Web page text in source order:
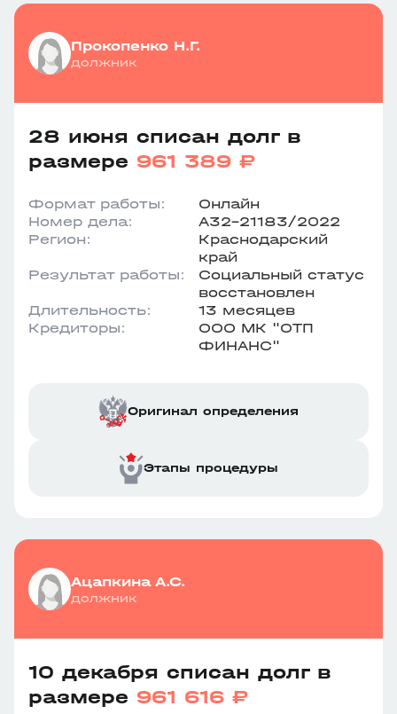
Прокопенко Н.Г.
должник
28 июня списан долг в
размере 961 389 ₽
Формат работы:
Онлайн
Номер дела:
А32-21183/2022
Регион:
Краснодарский
край
Результат работы:
Социальный статус
восстановлен
Длительность:
13 месяцев
Кредиторы:
ООО МК "ОТП
ФИНАНС"
Оригинал определения
Этапы процедуры
Ацапкина А.С.
должник
10 декабря списан долг в
размере 961 616 ₽